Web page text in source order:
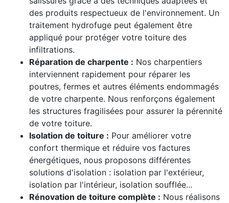
des produits respectueux de l'environnement. Un
traitement hydrofuge peut également être
appliqué pour protéger votre toiture des
infiltrations.
Réparation de charpente : Nos charpentiers
interviennent rapidement pour réparer les
poutres, fermes et autres éléments endommagés
de votre charpente. Nous renforçons également
les structures fragilisées pour assurer la pérennité
de votre toiture.
Isolation de toiture : Pour améliorer votre
confort thermique et réduire vos factures
énergétiques, nous proposons différentes
solutions d'isolation : isolation par l'extérieur,
isolation par l'intérieur, isolation soufflée...
Rénovation de toiture complète : Nous réalisons